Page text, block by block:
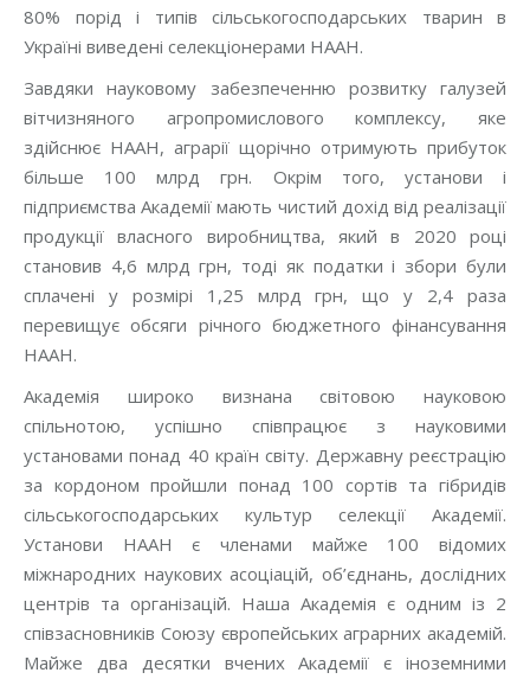
80% порід і типів сільськогосподарських тварин в
Україні виведені селекціонерами НААН.
Завдяки науковому забезпеченню розвитку галузей
вітчизняного агропромислового комплексу, яке
здійснює НААН, аграрії щорічно отримують прибуток
більше 100 млрд грн. Окрім того, установи і
підприємства Академії мають чистий дохід від реалізації
продукції власного виробництва, який в 2020 році
становив 4,6 млрд грн, тоді як податки і збори були
сплачені у розмірі 1,25 млрд грн, що у 2,4 раза
перевищує обсяги річного бюджетного фінансування
НААН.
Академія широко визнана світовою науковою
спільнотою, успішно співпрацює з науковими
установами понад 40 країн світу. Державну реєстрацію
за кордоном пройшли понад 100 сортів та гібридів
сільськогосподарських культур селекції Академії.
Установи НААН є членами майже 100 відомих
міжнародних наукових асоціацій, об’єднань, дослідних
центрів та організацій. Наша Академія є одним із 2
співзасновників Союзу європейських аграрних академій.
Майже два десятки вчених Академії є іноземними